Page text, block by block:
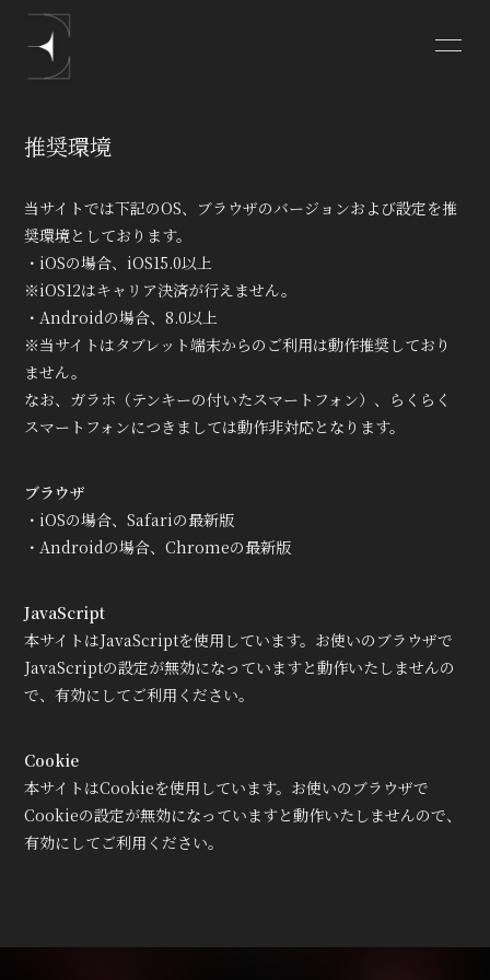
PROFILE
-MOVIE-
-RADIO-
-Gallery-
Stream
ONLINE SHOP
会員登録
推奨環境
当サイトでは下記のOS、ブラウザのバージョンおよび設定を推
奨環境としております。
・iOSの場合、iOS15.0以上
※iOS12はキャリア決済が行えません。
・Androidの場合、8.0以上
※当サイトはタブレット端末からのご利用は動作推奨しており
ません。
なお、ガラホ（テンキーの付いたスマートフォン）、らくらく
スマートフォンにつきましては動作非対応となります。
ブラウザ
・iOSの場合、Safariの最新版
・Androidの場合、Chromeの最新版
JavaScript
本サイトはJavaScriptを使用しています。お使いのブラウザで
JavaScriptの設定が無効になっていますと動作いたしませんの
で、有効にしてご利用ください。
Cookie
本サイトはCookieを使用しています。お使いのブラウザで
Cookieの設定が無効になっていますと動作いたしませんので、
有効にしてご利用ください。